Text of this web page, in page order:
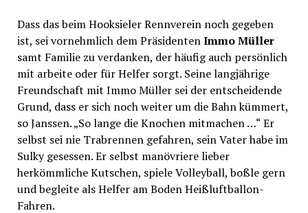
Dass das beim Hooksieler Rennverein noch gegeben
ist, sei vornehmlich dem PräsidentenImmo Müller
samt Familie zu verdanken, der häufig auch persönlich
mit arbeite oder für Helfer sorgt. Seine langjährige
Freundschaft mit Immo Müller sei der entscheidende
Grund, dass er sich noch weiter um die Bahn kümmert,
so Janssen. „So lange die Knochen mitmachen …“ Er
selbst sei nie Trabrennen gefahren, sein Vater habe im
Sulky gesessen. Er selbst manövriere lieber
herkömmliche Kutschen, spiele Volleyball, boßle gern
und begleite als Helfer am Boden Heißluftballon-
Fahren.